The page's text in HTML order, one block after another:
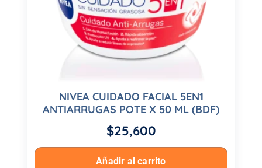
NIVEA CUIDADO FACIAL 5EN1
ANTIARRUGAS POTE X 50 ML (BDF)
$25,600
Añadir al carrito